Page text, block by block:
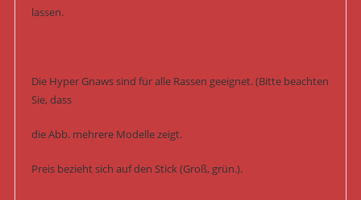
lassen.
Die Hyper Gnaws sind für alle Rassen geeignet. (Bitte beachten
Sie, dass
die Abb. mehrere Modelle zeigt.
Preis bezieht sich auf den Stick (Groß, grün.).